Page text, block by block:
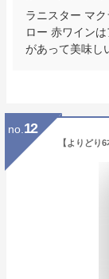
ラニスター マ
ロー 赤ワイン
があって美味し
no. 12